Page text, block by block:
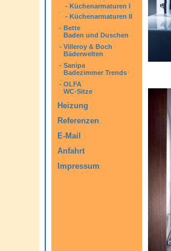
- Küchenarmaturen I
- Küchenarmaturen II
- Bette
Baden und Duschen
- Villeroy & Boch
Bäderwelten
- Sanipa
Badezimmer Trends
- OLFA
WC-Sitze
Heizung
Referenzen
E-Mail
Anfahrt
Impressum